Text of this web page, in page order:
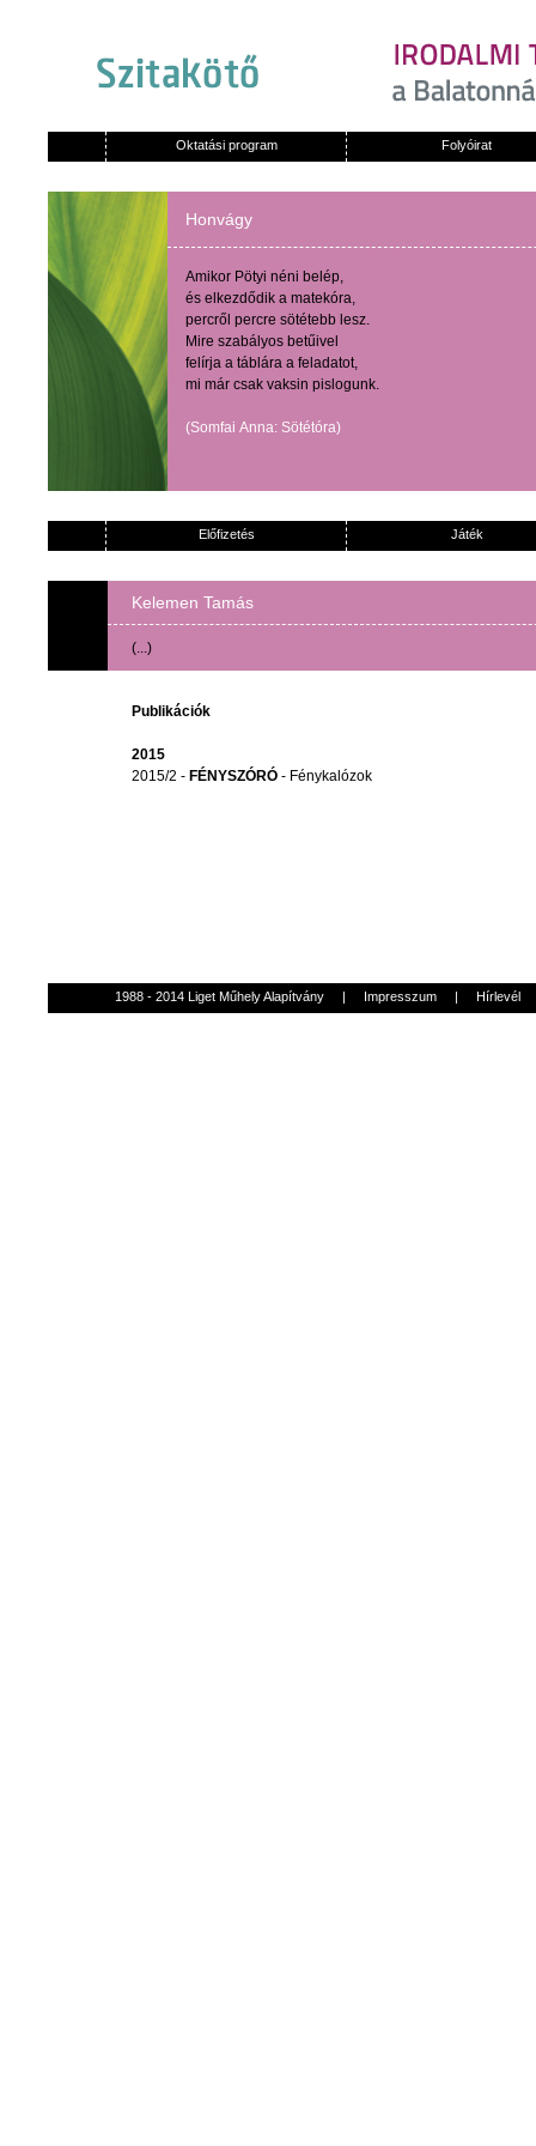
Oktatási program Folyóirat
Honvágy
Amikor Pötyi néni belép,
és elkezdődik a matekóra,
percről percre sötétebb lesz.
Mire szabályos betűivel
felírja a táblára a feladatot,
mi már csak vaksin pislogunk.
(Somfai Anna: Sötétóra)
Előfizetés Játék
Kelemen Tamás
(...)
Publikációk
2015
2015/2 - FÉNYSZÓRÓ - Fénykalózok
1988 - 2014 Liget Műhely Alapítvány | Impresszum | Hírlevél